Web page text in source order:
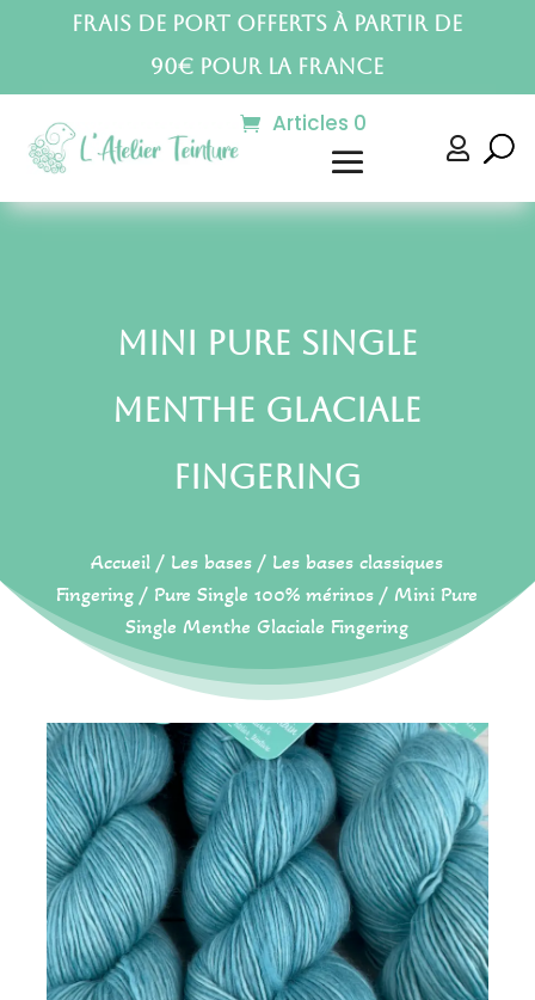
Frais de port offerts à partir de
90€ pour la France
Articles 0

Mini Pure Single
Menthe Glaciale
Fingering
Accueil / Les bases / Les bases classiques
Fingering / Pure Single 100% mérinos / Mini Pure
Single Menthe Glaciale Fingering